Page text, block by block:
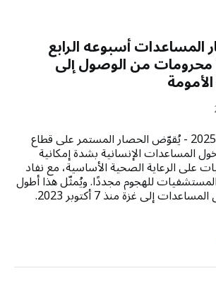
أسبوعه الرابع
محرومات من الوصول إلى
القاهرة - 25 مارس 2025 - يُقوّض الحصار المستمر على قطاع
المساعدات الإنسانية بشدة إمكانية
على الرعاية الصحية الأساسية، مع نفاد
للهجوم مجددًا. ويُمثّل هذا أطول
إلى غزة منذ 7 أكتوبر 2023.